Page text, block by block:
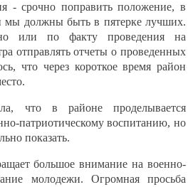
- срочно поправить положение, в
мы должны быть в пятерке лучших.
или по факту проведения на
отправлять отчеты о проведенных
что через короткое время район
что в районе проделывается
патриотическому воспитанию, но
показать.
большое внимание на военно-
молодежи. Огромная просьба